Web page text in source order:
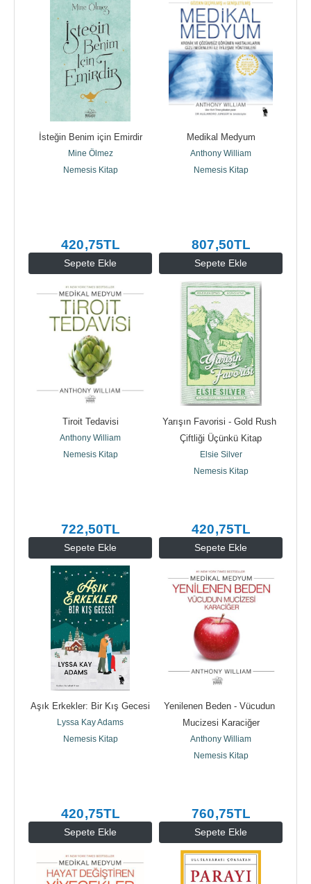
Sepete Ekle
İsteğin Benim için Emirdir
Mine Ölmez
Nemesis Kitap
420,75TL
Sepete Ekle
Medikal Medyum
Anthony William
Nemesis Kitap
807,50TL
Sepete Ekle
Tiroit Tedavisi
Anthony William
Nemesis Kitap
722,50TL
Sepete Ekle
Yarışın Favorisi - Gold Rush
Çiftliği Üçünkü Kitap
Elsie Silver
Nemesis Kitap
420,75TL
Sepete Ekle
Aşık Erkekler: Bir Kış Gecesi
Lyssa Kay Adams
Nemesis Kitap
420,75TL
Sepete Ekle
Yenilenen Beden - Vücudun
Mucizesi Karaciğer
Anthony William
Nemesis Kitap
760,75TL